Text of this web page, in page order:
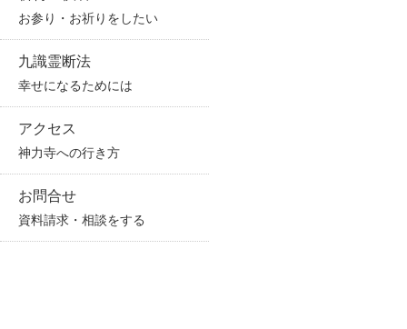
お参り・お祈りをしたい
九識霊断法
幸せになるためには
アクセス
神力寺への行き方
お問合せ
資料請求・相談をする